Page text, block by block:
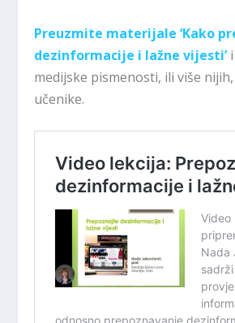
Preuzmite materijale ‘Kako
dezinformacije i lažne vijesti’
medijske pismenosti, ili više
učenike.